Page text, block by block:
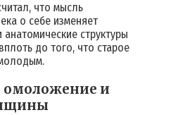
что мысль
о себе изменяет
структуры
до того, что старое
омоложение и